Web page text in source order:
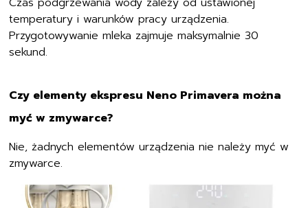
temperatury i warunków pracy urządzenia.
Przygotowywanie mleka zajmuje maksymalnie 30
sekund.
Czy elementy ekspresu Neno Primavera można
myć w zmywarce?
Nie, żadnych elementów urządzenia nie należy myć w
zmywarce.